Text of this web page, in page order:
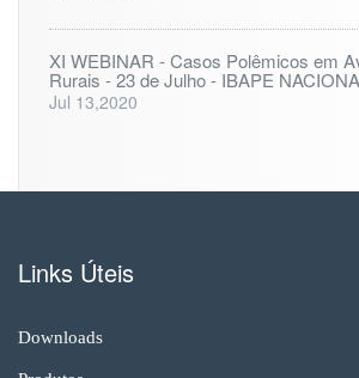
XI WEBINAR - Casos Polêmicos em
Rurais - 23 de Julho - IBAPE
Jul 13,2020
Links Úteis
Downloads